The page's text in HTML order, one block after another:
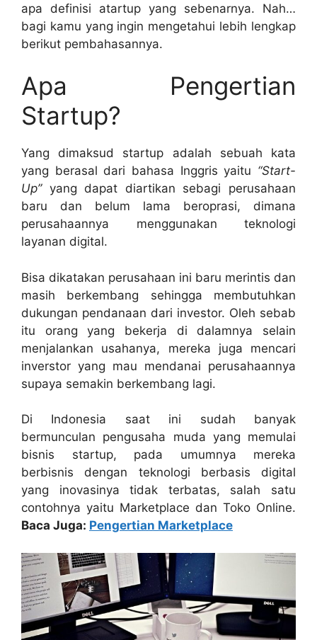
apa definisi atartup yang sebenarnya. Nah…
bagi kamu yang ingin mengetahui lebih lengkap
berikut pembahasannya.
Apa Pengertian
Startup?
Yang dimaksud startup adalah sebuah kata
yang berasal dari bahasa Inggris yaitu “Start-
Up”yang dapat diartikan sebagi perusahaan
baru dan belum lama beroprasi, dimana
perusahaannya menggunakan teknologi
layanan digital.
Bisa dikatakan perusahaan ini baru merintis dan
masih berkembang sehingga membutuhkan
dukungan pendanaan dari investor. Oleh sebab
itu orang yang bekerja di dalamnya selain
menjalankan usahanya, mereka juga mencari
inverstor yang mau mendanai perusahaannya
supaya semakin berkembang lagi.
Di Indonesia saat ini sudah banyak
bermunculan pengusaha muda yang memulai
bisnis startup, pada umumnya mereka
berbisnis dengan teknologi berbasis digital
yang inovasinya tidak terbatas, salah satu
contohnya yaitu Marketplace dan Toko Online.
Baca Juga: Pengertian Marketplace